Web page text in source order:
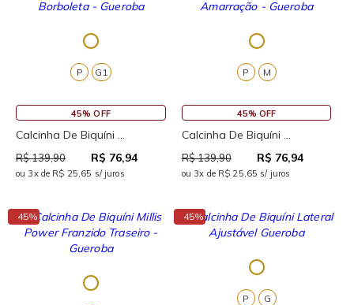
G1
P
45% OFF
Calcinha De Biquíni ...
R$ 139,90 R$ 76,94
ou 3x de R$ 25,65 s/ juros
M
P
45% OFF
Calcinha De Biquíni ...
R$ 139,90 R$ 76,94
ou 3x de R$ 25,65 s/ juros
45% 45%
G
P